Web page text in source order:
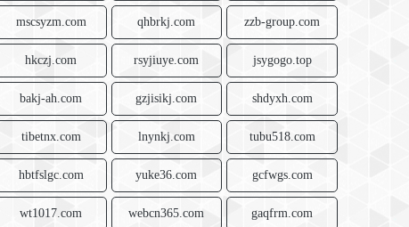
mscsyzm.com qhbrkj.com zzb-group.com
hkczj.com rsyjiuye.com jsygogo.top
bakj-ah.com gzjisikj.com shdyxh.com
tibetnx.com lnynkj.com tubu518.com
hbtfslgc.com yuke36.com gcfwgs.com
wt1017.com webcn365.com gaqfrm.com